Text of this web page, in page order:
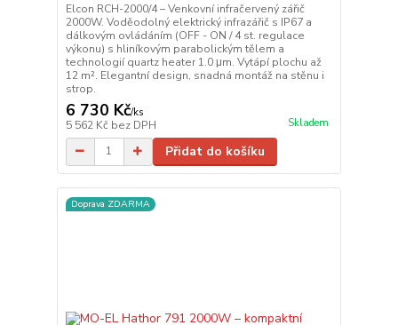
Elcon RCH-2000/4 – Venkovní infračervený zářič
2000W. Voděodolný elektrický infrazářič s IP67 a
dálkovým ovládáním (OFF - ON / 4 st. regulace
výkonu) s hliníkovým parabolickým tělem a
technologií quartz heater 1.0 μm. Vytápí plochu až
12 m². Elegantní design, snadná montáž na stěnu i
strop.
6 730 Kč/ks
5 562 Kč bez DPH Skladem
Přidat do košíku
Doprava ZDARMA